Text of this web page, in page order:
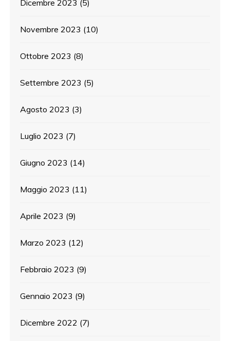
Dicembre 2023 (5)
Novembre 2023 (10)
Ottobre 2023 (8)
Settembre 2023 (5)
Agosto 2023 (3)
Luglio 2023 (7)
Giugno 2023 (14)
Maggio 2023 (11)
Aprile 2023 (9)
Marzo 2023 (12)
Febbraio 2023 (9)
Gennaio 2023 (9)
Dicembre 2022 (7)